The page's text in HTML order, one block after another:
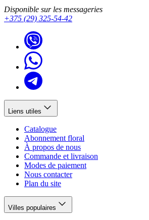
Disponible sur les messageries
+375 (29) 325-54-42
Liens utiles
Catalogue
Abonnement floral
À propos de nous
Commande et livraison
Modes de paiement
Nous contacter
Plan du site
Villes populaires